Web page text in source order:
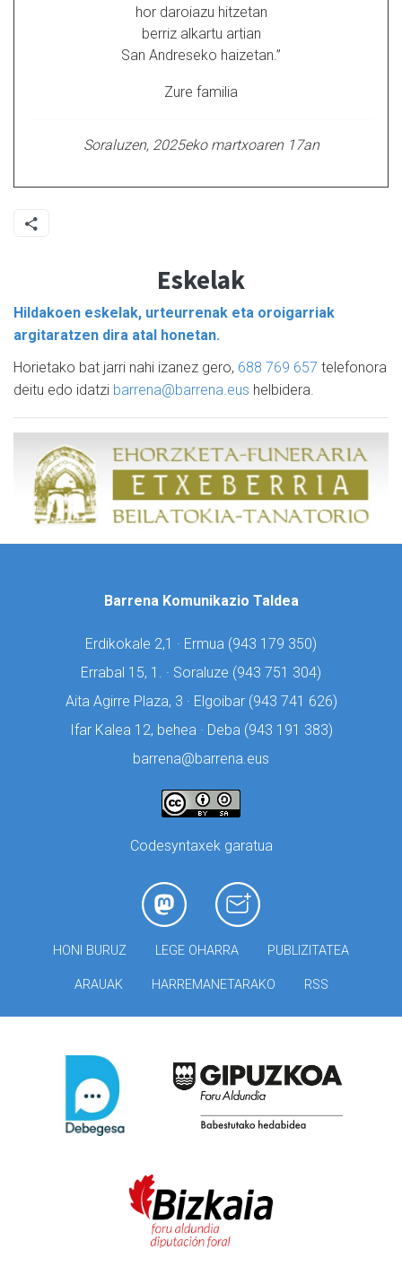
hor daroiazu hitzetan
berriz alkartu artian
San Andreseko haizetan.”
Zure familia
Soraluzen, 2025eko martxoaren 17an
Eskelak
Hildakoen eskelak, urteurrenak eta oroigarriak
argitaratzen dira atal honetan.
Horietako bat jarri nahi izanez gero, 688 769 657 telefonora
deitu edo idatzi barrena@barrena.eus helbidera.
Barrena Komunikazio Taldea
Erdikokale 2,1 · Ermua (943 179 350)
Errabal 15, 1. · Soraluze (943 751 304)
Aita Agirre Plaza, 3 · Elgoibar (943 741 626)
Ifar Kalea 12, behea · Deba (943 191 383)
barrena@barrena.eus
Codesyntaxek garatua
HONI BURUZ LEGE OHARRA PUBLIZITATEA
ARAUAK HARREMANETARAKO RSS